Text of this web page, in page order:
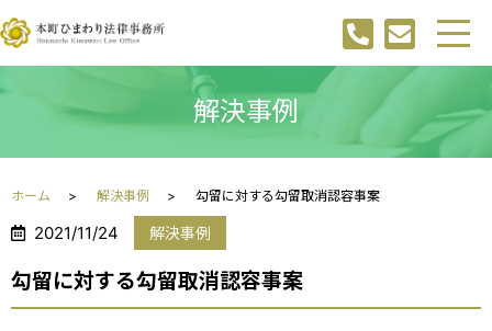
解決事例
ホーム 解決事例 勾留に対する勾留取消認容事案
2021/11/24 解決事例
勾留に対する勾留取消認容事案